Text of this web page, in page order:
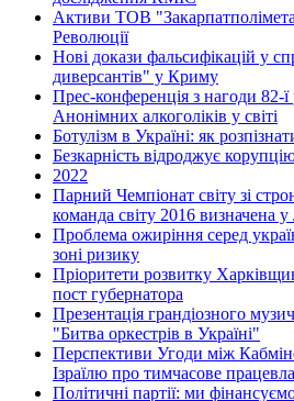
Активи ТОВ
Революції
Нові докази фальсифікацій у
диверсантів" у Криму
Прес-конференція з нагоди 82-ї
Анонімних алкоголіків у світі
Ботулізм в Україні: як
Безкарність відроджує
2022
Парний Чемпіонат світу зі
команда світу 2016 визначена у
Проблема ожиріння серед
зоні ризику
Пріоритети розвитку
пост губернатора
Презентація грандіозного
"Битва оркестрів в Україні"
Перспективи Угоди між
Ізраїлю про тимчасове
Політичні партії: ми